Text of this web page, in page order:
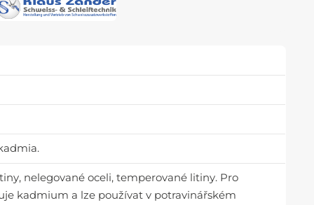
nelegované oceli, temperované litiny. Pro
kadmium a lze používat v potravinářském